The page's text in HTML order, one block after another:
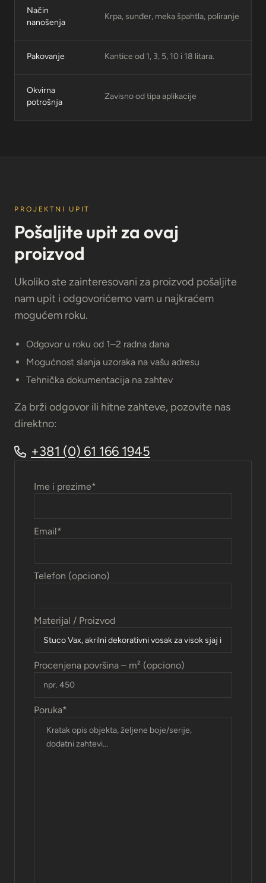
Način
nanošenja
Krpa, sunđer, meka špahtla, poliranje
Pakovanje Kantice od 1, 3, 5, 10 i 18 litara.
Okvirna
potrošnja
Zavisno od tipa aplikacije
PROJEKTNI UPIT
Pošaljite upit za ovaj
proizvod
Ukoliko ste zainteresovani za proizvod pošaljite
nam upit i odgovorićemo vam u najkraćem
mogućem roku.
Odgovor u roku od 1–2 radna dana
Mogućnost slanja uzoraka na vašu adresu
Tehnička dokumentacija na zahtev
Za brži odgovor ili hitne zahteve, pozovite nas
direktno:
+381 (0) 61 166 1945
Ime i prezime*
Email*
Telefon (opciono)
Materijal / Proizvod
Procenjena površina – m² (opciono)
Poruka*